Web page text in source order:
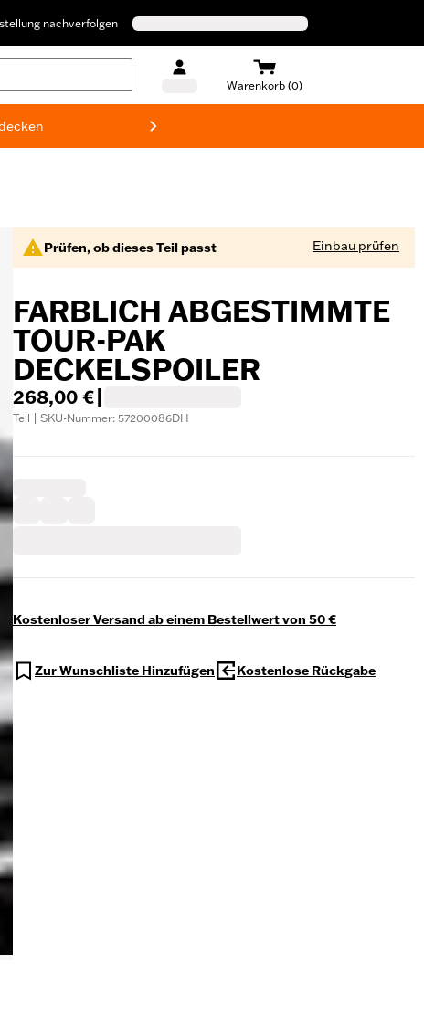
nachverfolgen
Warenkorb (0)
Prüfen, ob dieses Teil passt Einbau prüfen
FARBLICH ABGESTIMMTE
TOUR-PAK
DECKELSPOILER
268,00 €
Teil | SKU-Nummer: 57200086DH
Kostenloser Versand ab einem Bestellwert von 50 €
Zur Wunschliste Hinzufügen Kostenlose Rückgabe